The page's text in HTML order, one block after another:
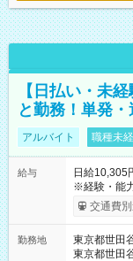
【日払い・未
と勤務！単発
アルバイト 職種未
給与
日給10,305
※経験・能力
間】試用期
交通費
勤務地
東京都世田
東京都世田